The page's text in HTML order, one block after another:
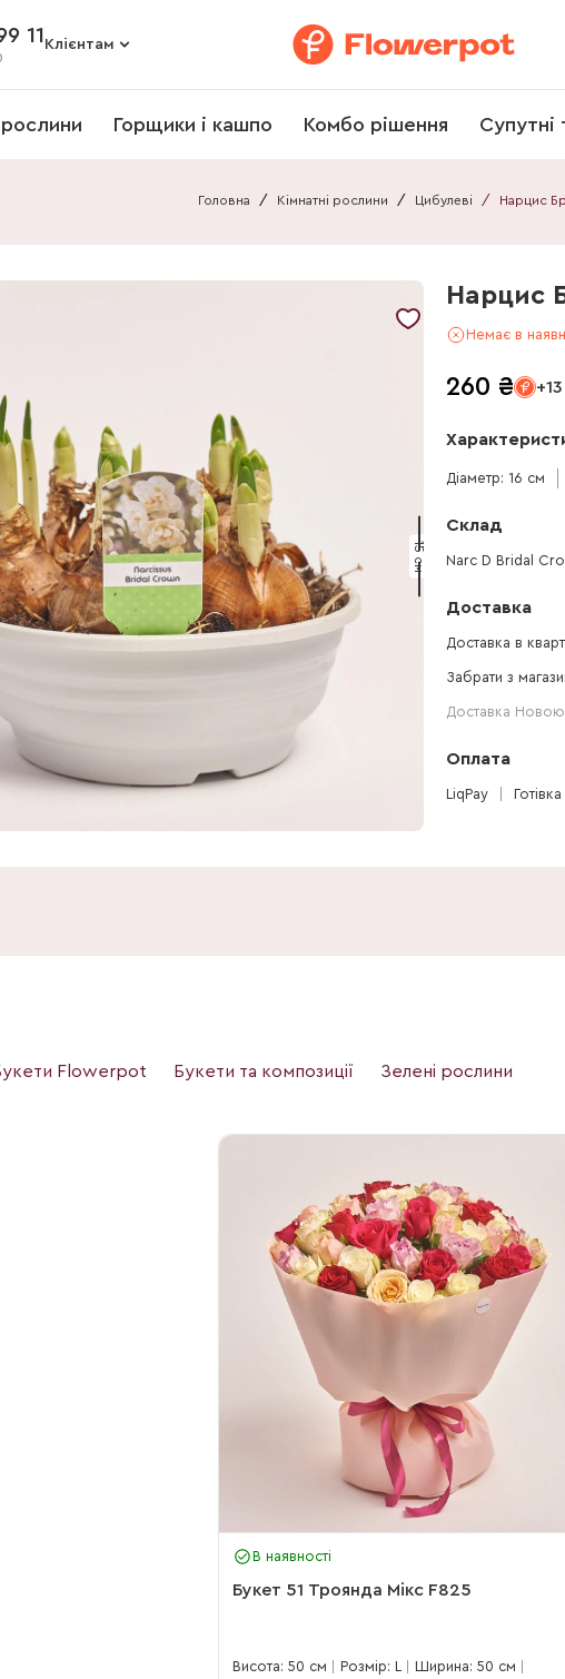
11 Клієнтам
рослини Горщики і кашпо Комбо рішення Супутні
Головна / Кімнатні рослини / Цибулеві /
15 см
Нарцис
Немає в
260 ₴
Діаметр: 16 см
Склад
Narc D Bridal
Доставка
Доставка в
Забрати з
Доставка
Оплата
LiqPay Готівка
Flowerpot Букети та композиції Зелені рослини
В наявності
Букет 51 Троянда Мікс F825
Висота: 50 см Розмір: L Ширина: 50 см